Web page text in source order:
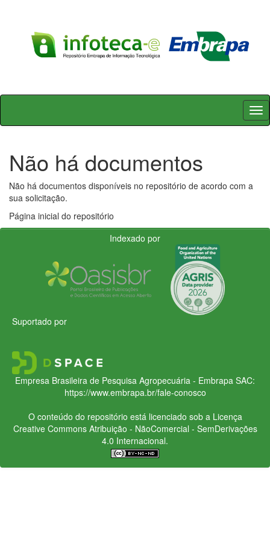
Skip
Não há documentos
Não há documentos disponíveis no repositório de acordo com a
sua solicitação.
Página inicial do repositório
Indexado por
Suportado por
Empresa Brasileira de Pesquisa Agropecuária - Embrapa SAC:
https://www.embrapa.br/fale-conosco
O conteúdo do repositório está licenciado sob a Licença
Creative CommonsAtribuição - NãoComercial - SemDerivações
4.0 Internacional.